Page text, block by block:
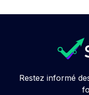
Restez informé